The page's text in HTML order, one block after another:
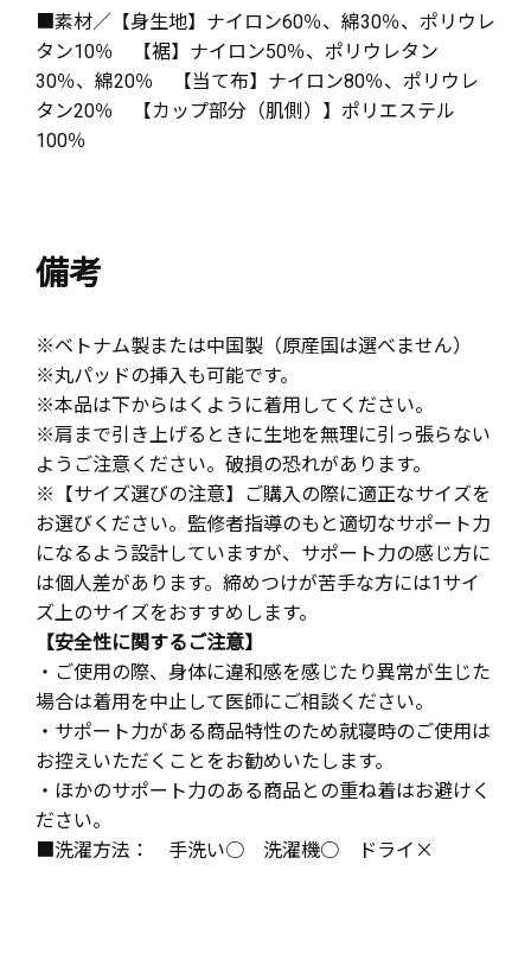
■素材／【身生地】ナイロン60％、綿30％、ポリウレ
タン10％ 【裾】ナイロン50％、ポリウレタン
30％、綿20％ 【当て布】ナイロン80％、ポリウレ
タン20％ 【カップ部分（肌側）】ポリエステル
100％
備考
※ベトナム製または中国製（原産国は選べません）
※丸パッドの挿入も可能です。
※本品は下からはくように着用してください。
※肩まで引き上げるときに生地を無理に引っ張らない
ようご注意ください。破損の恐れがあります。
※【サイズ選びの注意】ご購入の際に適正なサイズを
お選びください。監修者指導のもと適切なサポート力
になるよう設計していますが、サポート力の感じ方に
は個人差があります。締めつけが苦手な方には1サイ
ズ上のサイズをおすすめします。
【安全性に関するご注意】
・ご使用の際、身体に違和感を感じたり異常が生じた
場合は着用を中止して医師にご相談ください。
・サポート力がある商品特性のため就寝時のご使用は
お控えいただくことをお勧めいたします。
・ほかのサポート力のある商品との重ね着はお避けく
ださい。
■洗濯方法： 手洗い○ 洗濯機○ ドライ×